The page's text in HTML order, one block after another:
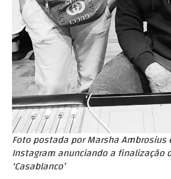
Foto postada por Marsha Ambrosius
Instagram anunciando a finalização
‘Casablanco’